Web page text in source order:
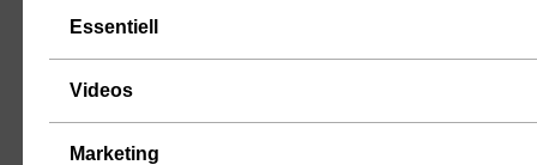
Essentiell
Videos
Marketing